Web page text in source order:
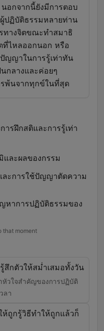
อกจากนี้ยังมีการตอบ
ปฏิบัติธรรมหลายท่าน
ทางจิตขณะทำสมาธิ
ที่ไหลออกนอก หรือ
ญญาในการรู้เท่าทัน
กลางและค่อยๆ
พ้นจากทุกข์ในที่สุด
รฝึกสติและการรู้เท่า
ละผลของกรรม
ละการใช้ปัญญาตัดความ
หาการปฏิบัติธรรมของ
that moment
กตัวให้สม่ำเสมอทั้งวัน
หัวใจสำคัญของการปฏิบัติ
ลา
ถูกรู้วิธีทำให้ถูกแล้วก็